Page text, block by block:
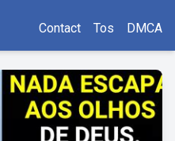
Contact Tos DMCA